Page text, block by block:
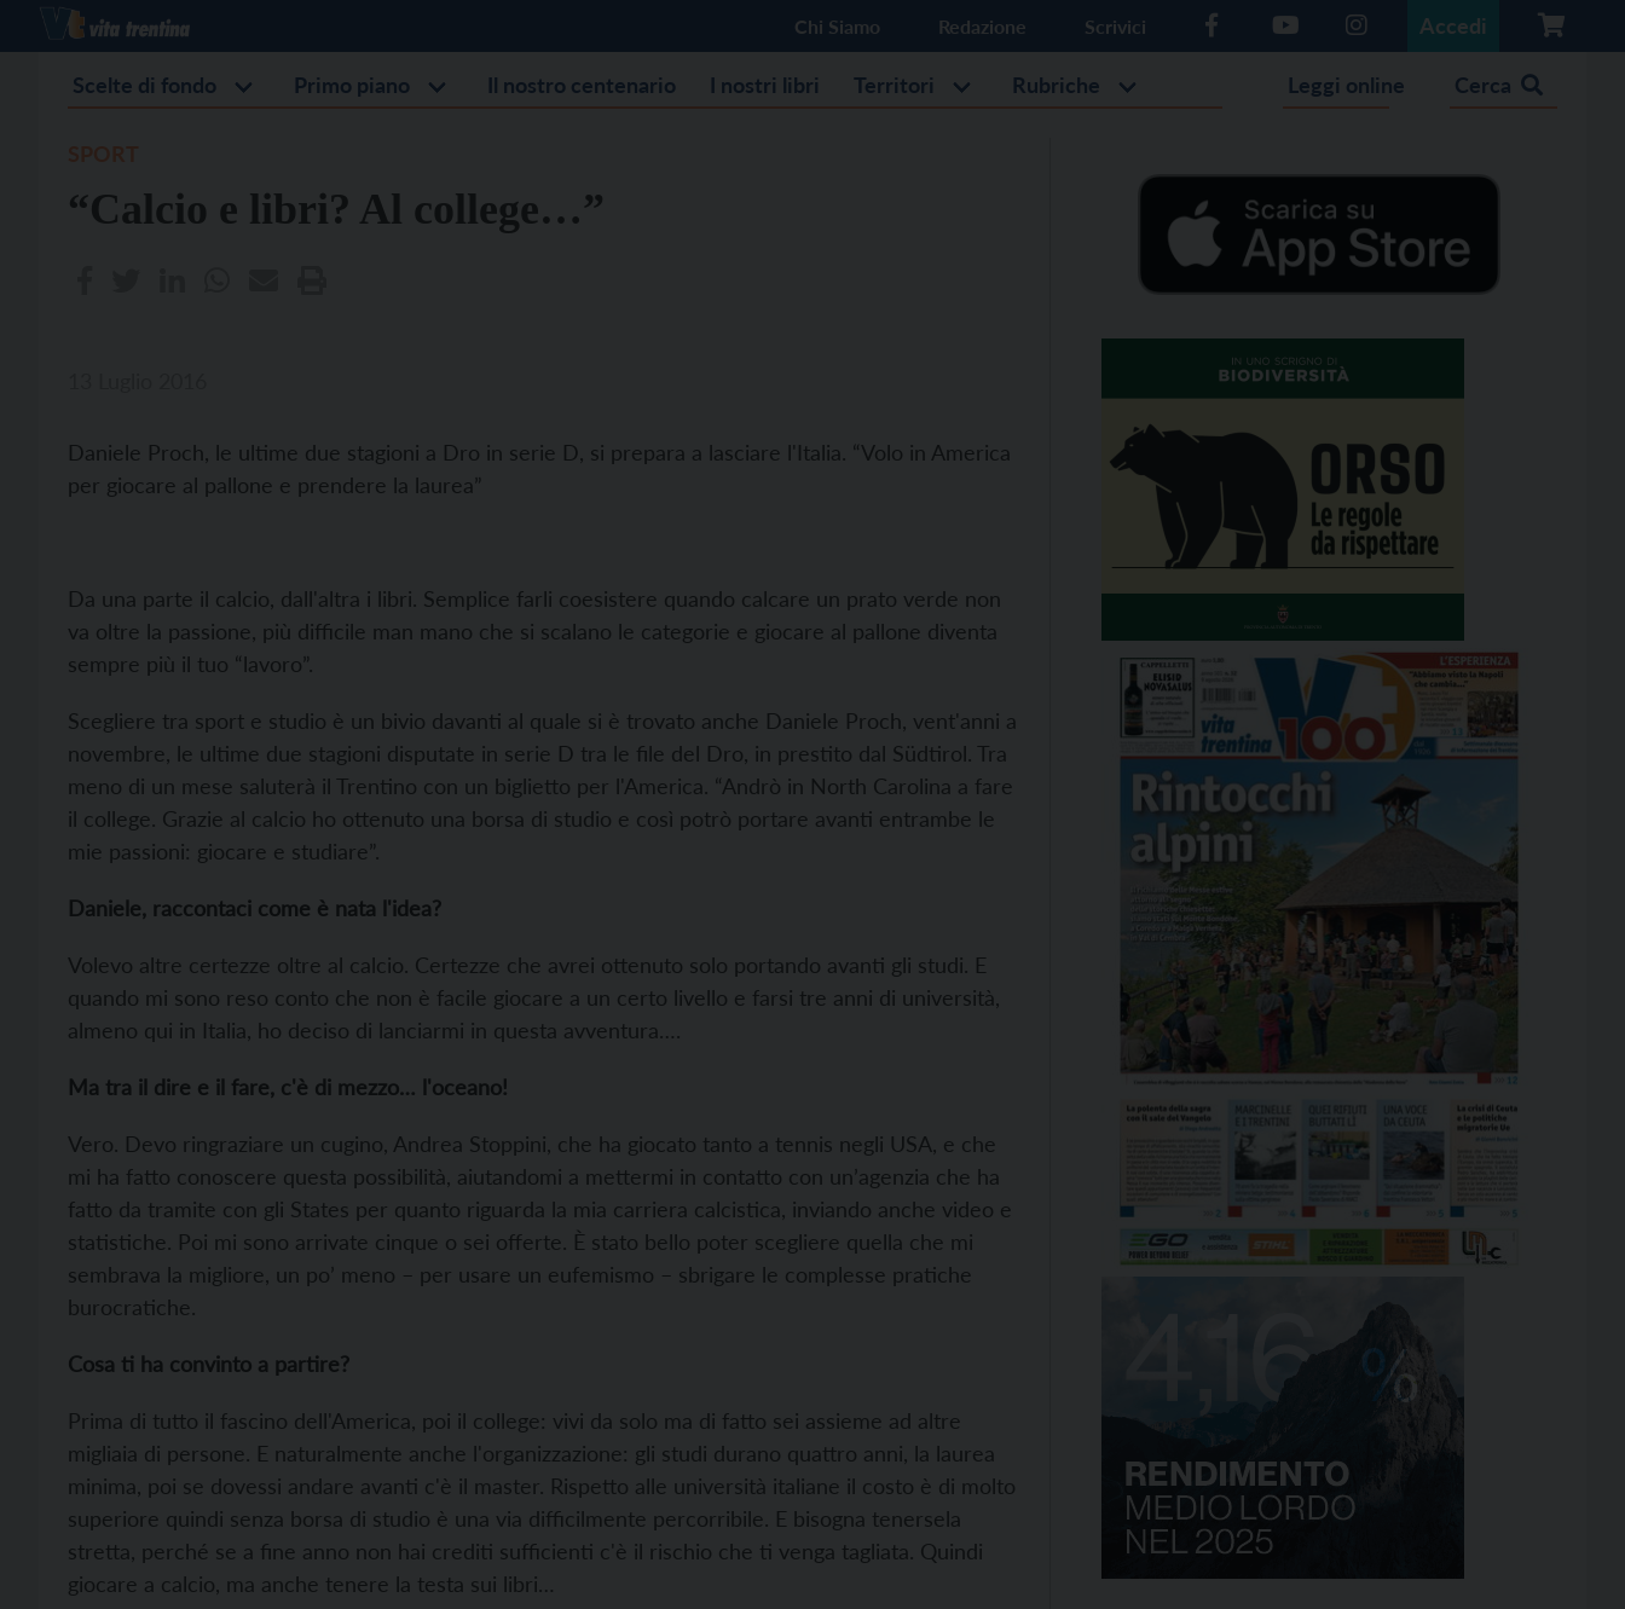
Chi Siamo Redazione Scrivici Accedi
Scelte di fondo Primo piano Il nostro centenario I nostri libri Territori Rubriche Leggi online Cerca
“Calcio e libri? Al college…”
Daniele Proch, le ultime due stagioni a Dro in serie D, si prepara a lasciare l'Italia. “Volo in America
per giocare al pallone e prendere la laurea”
Da una parte il calcio, dall'altra i libri. Semplice farli coesistere quando calcare un prato verde non
va oltre la passione, più difficile man mano che si scalano le categorie e giocare al pallone diventa
sempre più il tuo “lavoro”.
Scegliere tra sport e studio è un bivio davanti al quale si è trovato anche Daniele Proch, vent'anni a
novembre, le ultime due stagioni disputate in serie D tra le file del Dro, in prestito dal Südtirol. Tra
meno di un mese saluterà il Trentino con un biglietto per l'America. “Andrò in North Carolina a fare
il college. Grazie al calcio ho ottenuto una borsa di studio e così potrò portare avanti entrambe le
mie passioni: giocare e studiare”.
Daniele, raccontaci come è nata l'idea?
Volevo altre certezze oltre al calcio. Certezze che avrei ottenuto solo portando avanti gli studi. E
quando mi sono reso conto che non è facile giocare a un certo livello e farsi tre anni di università,
almeno qui in Italia, ho deciso di lanciarmi in questa avventura….
Ma tra il dire e il fare, c'è di mezzo… l'oceano!
Vero. Devo ringraziare un cugino, Andrea Stoppini, che ha giocato tanto a tennis negli USA, e che
mi ha fatto conoscere questa possibilità, aiutandomi a mettermi in contatto con un’agenzia che ha
fatto da tramite con gli States per quanto riguarda la mia carriera calcistica, inviando anche video e
statistiche. Poi mi sono arrivate cinque o sei offerte. È stato bello poter scegliere quella che mi
sembrava la migliore, un po’ meno – per usare un eufemismo – sbrigare le complesse pratiche
burocratiche.
Cosa ti ha convinto a partire?
Prima di tutto il fascino dell'America, poi il college: vivi da solo ma di fatto sei assieme ad altre
migliaia di persone. E naturalmente anche l'organizzazione: gli studi durano quattro anni, la laurea
minima, poi se dovessi andare avanti c'è il master. Rispetto alle università italiane il costo è di molto
superiore quindi senza borsa di studio è una via difficilmente percorribile. E bisogna tenersela
stretta, perché se a fine anno non hai crediti sufficienti c'è il rischio che ti venga tagliata. Quindi
giocare a calcio, ma anche tenere la testa sui libri…